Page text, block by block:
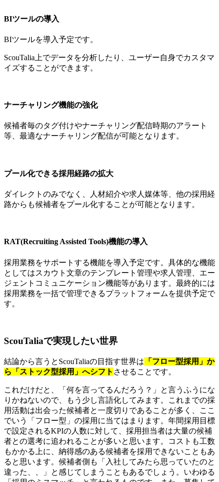
BIツールの導入
BIツールを導入予定です。
ScouTalia上でデータを分析したり、ユーザー自身でカスタマ
イズすることができます。
ナーチャリング機能の強化
候補者毎のタグ付けやナーチャリング配信時期のアラート
等、最適なナーチャリング配信が可能となります。
プール化できる採用経路の拡大
ダイレクトのみでなく、人材紹介や求人媒体等、他の採用経
路からも候補者をプール化することが可能となります。
RAT(Recruiting Assisted Tools)機能の導入
採用業務をサポートする機能を導入予定です。具体的な機能
としてはスカウト文章のテンプレート管理や求人管理、エー
ジェントコミュニケーション機能等があります。最終的には
採用業務を一括で管理できるプラットフォームを提供予定で
す。
ScouTaliaで実現したい世界
結論から言うとScouTaliaの目指す世界は 「フロー型採用」か
ら「ストック型採用」へシフト させることです。
これだけだと、「何を言ってるんだろう？」と言うふうにな
りかねないので、もう少し言語化してみます。これまでの採
用活動は出会った候補者と一度切りであることが多く、ここ
でいう「フロー型」の採用に当てはまります。年間採用目標
で設定されるKPIの人数に対して、採用担当者は大量の候補
者との選考に追われることが多いと思います。コストも工数
もかかる上に、納得感のある候補者を採用できないこともあ
ると思います。候補者側も「入社してみたら思っていたのと
違った、、」と感じてしまうこともあるでしょう。いわゆる